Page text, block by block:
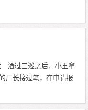
酒过三巡之后，小王拿
厂长接过笔，在申请报